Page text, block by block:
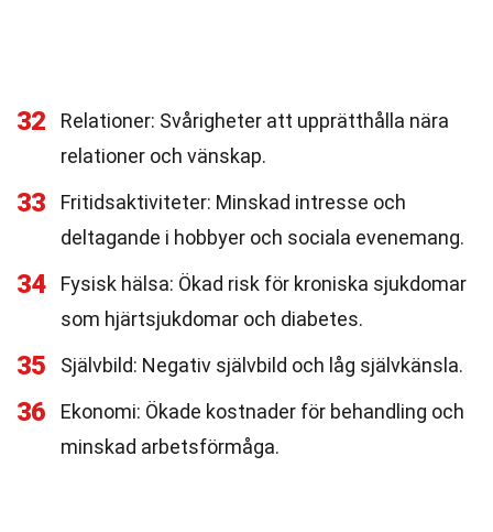
32
Relationer: Svårigheter att upprätthålla nära
relationer och vänskap.
33
Fritidsaktiviteter: Minskad intresse och
deltagande i hobbyer och sociala evenemang.
34
Fysisk hälsa: Ökad risk för kroniska sjukdomar
som hjärtsjukdomar och diabetes.
35 Självbild: Negativ självbild och låg självkänsla.
36
Ekonomi: Ökade kostnader för behandling och
minskad arbetsförmåga.